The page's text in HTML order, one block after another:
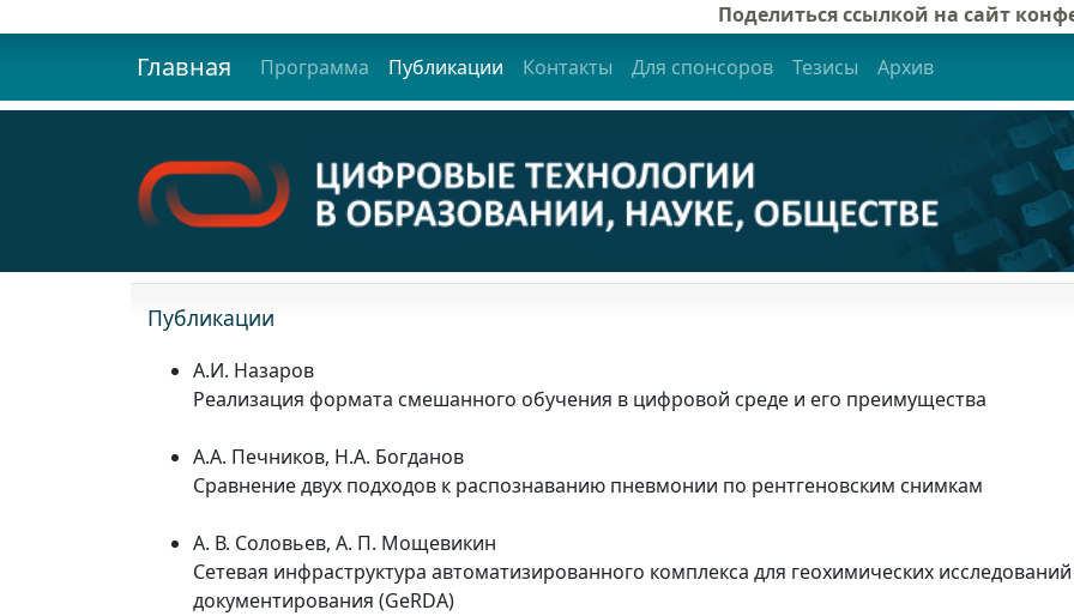
Поделиться ссылкой на сайт
Главная Программа Публикации Контакты Для спонсоров Тезисы Архив
Публикации
А.И. Назаров
Реализация формата смешанного обучения в цифровой среде и его преимущества
А.А. Печников, Н.А. Богданов
Сравнение двух подходов к распознаванию пневмонии по рентгеновским снимкам
А. В. Соловьев, А. П. Мощевикин
Сетевая инфраструктура автоматизированного комплекса для геохимических
документирования (GeRDA)